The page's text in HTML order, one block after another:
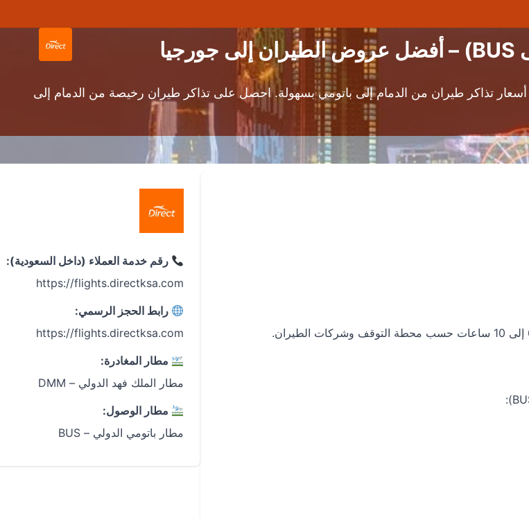
تذاكر طيران من الدمام إلى باتومي بسهولة. احصل على تذاكر طيران رخيصة من الدمام إلى
رقم خدمة العملاء (داخل السعودية):
https://flights.directksa.com
رابط الحجز الرسمي:
https://flights.directksa.com
مطار المغادرة:
مطار الملك فهد الدولي – DMM
مطار الوصول:
مطار باتومي الدولي – BUS